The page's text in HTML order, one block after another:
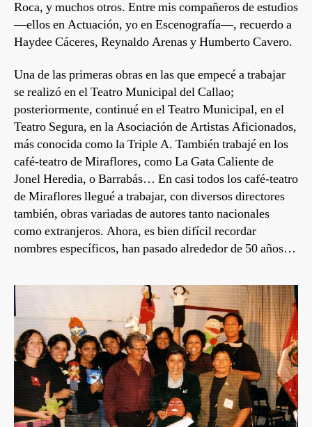
Roca, y muchos otros. Entre mis compañeros de estudios
—ellos en Actuación, yo en Escenografía—, recuerdo a
Haydee Cáceres, Reynaldo Arenas y Humberto Cavero.
Una de las primeras obras en las que empecé a trabajar
se realizó en el Teatro Municipal del Callao;
posteriormente, continué en el Teatro Municipal, en el
Teatro Segura, en la Asociación de Artistas Aficionados,
más conocida como la Triple A. También trabajé en los
café-teatro de Miraflores, como La Gata Caliente de
Jonel Heredia, o Barrabás… En casi todos los café-teatro
de Miraflores llegué a trabajar, con diversos directores
también, obras variadas de autores tanto nacionales
como extranjeros. Ahora, es bien difícil recordar
nombres específicos, han pasado alrededor de 50 años…